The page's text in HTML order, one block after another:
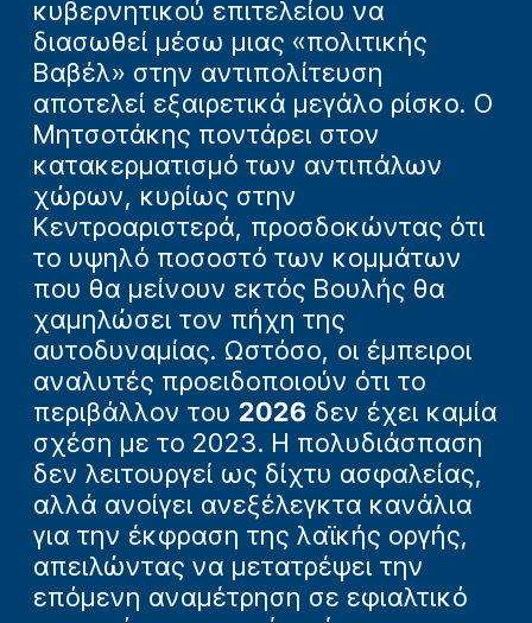
κυβερνητικού επιτελείου να
διασωθεί μέσω μιας «πολιτικής
Βαβέλ» στην αντιπολίτευση
αποτελεί εξαιρετικά μεγάλο ρίσκο. Ο
Μητσοτάκης ποντάρει στον
κατακερματισμό των αντιπάλων
χώρων, κυρίως στην
Κεντροαριστερά, προσδοκώντας ότι
το υψηλό ποσοστό των κομμάτων
που θα μείνουν εκτός Βουλής θα
χαμηλώσει τον πήχη της
αυτοδυναμίας. Ωστόσο, οι έμπειροι
αναλυτές προειδοποιούν ότι το
περιβάλλον του 2026 δεν έχει καμία
σχέση με το 2023. Η πολυδιάσπαση
δεν λειτουργεί ως δίχτυ ασφαλείας,
αλλά ανοίγει ανεξέλεγκτα κανάλια
για την έκφραση της λαϊκής οργής,
απειλώντας να μετατρέψει την
επόμενη αναμέτρηση σε εφιαλτικό